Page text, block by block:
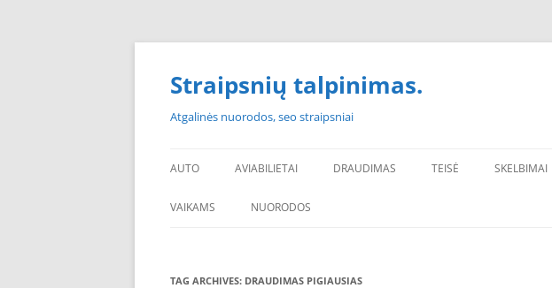
Skip
Straipsnių talpinimas.
Atgalinės nuorodos, seo straipsniai
AUTO AVIABILIETAI DRAUDIMAS TEISĖ SKELBIMAI
VAIKAMS NUORODOS
PADANGOS PIGIAU
TAG ARCHIVES: DRAUDIMAS PIGIAUSIAS